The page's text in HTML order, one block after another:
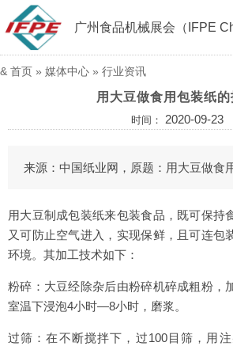
广州食品机械展会（IFPE
& 首页 » 媒体中心 » 行业资讯
用大豆做食用包装纸的
时间： 2020-09-23
来源：中国纸业网，原题：用大豆做食
用大豆制成包装纸来包装食品，既可保持
又可防止空气进入，实现保鲜，且可连包
环境。其加工技术如下：
粉碎：大豆经除杂后由粉碎机碎成粗粉，
室温下浸泡4小时—8小时，磨浆。
过筛：在不断搅拌下，过100目筛，用